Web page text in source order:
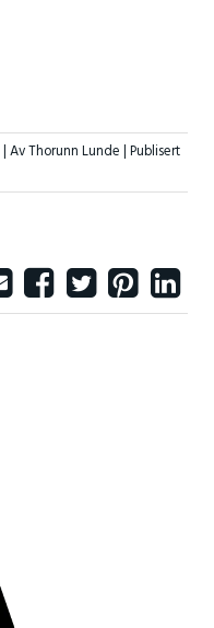
| Av Thorunn Lunde |Publisert